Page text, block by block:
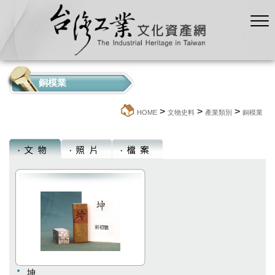
銅模業
HOME > 文物史料 > 產業類別 > 銅模業
坤